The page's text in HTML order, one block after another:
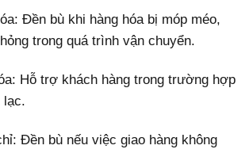
Đền bù khi hàng hóa bị móp méo,
trong quá trình vận chuyển.
Hỗ trợ khách hàng trong trường hợp
lạc.
Đền bù nếu việc giao hàng không